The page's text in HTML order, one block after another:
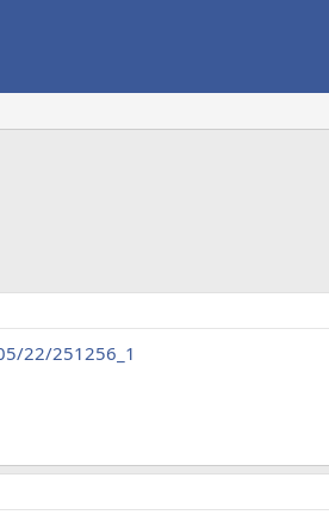
22/251256_1